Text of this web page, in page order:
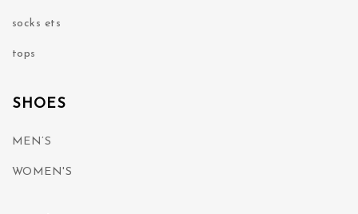
socks ets
tops
SHOES
MEN’S
WOMEN'S